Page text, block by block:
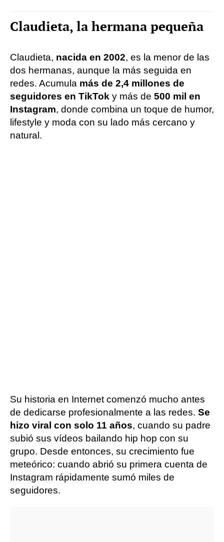
Claudieta, la hermana pequeña
Claudieta, nacida en 2002, es la menor de las
dos hermanas, aunque la más seguida en
redes. Acumula más de 2,4 millones de
seguidores en TikTok y más de 500 mil en
Instagram, donde combina un toque de humor,
lifestyle y moda con su lado más cercano y
natural.
Su historia en Internet comenzó mucho antes
de dedicarse profesionalmente a las redes. Se
hizo viral con solo 11 años, cuando su padre
subió sus vídeos bailando hip hop con su
grupo. Desde entonces, su crecimiento fue
meteórico: cuando abrió su primera cuenta de
Instagram rápidamente sumó miles de
seguidores.